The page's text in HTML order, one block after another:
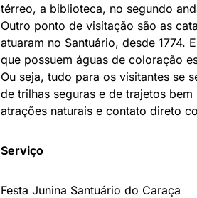
térreo, a biblioteca, no segundo
Outro ponto de visitação são as
atuaram no Santuário, desde 1774.
que possuem águas de coloração
Ou seja, tudo para os visitantes se
de trilhas seguras e de trajetos
atrações naturais e contato direto
Serviço
Festa Junina Santuário do Caraça